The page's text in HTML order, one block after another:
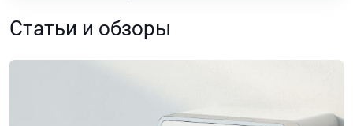
Статьи и обзоры